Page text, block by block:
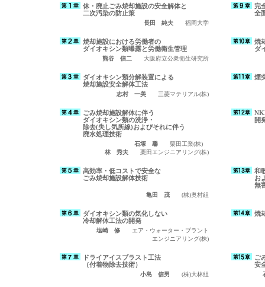
休・廃止ごみ焼却施設の安全解体と
二次汚染の防止策
完
全
長田 純夫 福岡大学
焼却施設における労働者の
ダイオキシン類曝露と労働衛生管理
焼
ダ
熊谷 信二 大阪府立公衆衛生研究所
ダイオキシン類分解装置による
焼却施設安全解体工法
煙
志村 一美 三菱マテリアル(株)
ごみ焼却施設解体に伴う
ダイオキシン類の洗浄・
除去(失し気所線)およびそれに伴う
廃水処理技術
開
石塚 馨 栗田工業(株)
林 秀夫 栗田エンジニアリング(株)
高効率・低コストで安全な
ごみ焼却施設解体技術
和
お
無
亀田 茂 (株)奥村組
ダイオキシン類の気化しない
冷却解体工法の開発
焼
塩崎 修 エア・ウォーター・プラント
エンジニアリング(株)
ドライアイスブラスト工法
（付着物除去技術）
ご
安
小島 信男 (株)大林組